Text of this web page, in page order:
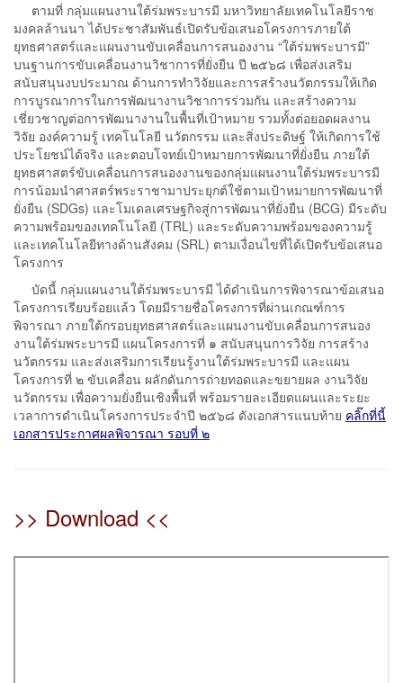
ตามที่ กลุ่มแผนงานใต้ร่มพระบารมี มหาวิทยาลัยเทคโนโลยีราช
มงคลล้านนา ได้ประชาสัมพันธ์เปิดรับข้อเสนอโครงการภายใต้
ยุทธศาสตร์และแผนงานขับเคลื่อนการสนองงาน “ใต้ร่มพระบารมี”
บนฐานการขับเคลื่อนงานวิชาการที่ยั่งยืน ปี ๒๕๖๘ เพื่อส่งเสริม
สนับสนุนงบประมาณ ด้านการทำวิจัยและการสร้างนวัตกรรมให้เกิด
การบูรณาการในการพัฒนางานวิชาการร่วมกัน และสร้างความ
เชี่ยวชาญต่อการพัฒนางานในพื้นที่เป้าหมาย รวมทั้งต่อยอดผลงาน
วิจัย องค์ความรู้ เทคโนโลยี นวัตกรรม และสิ่งประดิษฐ์ ให้เกิดการใช้
ประโยชน์ได้จริง และตอบโจทย์เป้าหมายการพัฒนาที่ยั่งยืน ภายใต้
ยุทธศาสตร์ขับเคลื่อนการสนองงานของกลุ่มแผนงานใต้ร่มพระบารมี
การน้อมนำศาสตร์พระราชามาประยุกต์ใช้ตามเป้าหมายการพัฒนาที่
ยั่งยืน (SDGs) และโมเดลเศรษฐกิจสู่การพัฒนาที่ยั่งยืน (BCG) มีระดับ
ความพร้อมของเทคโนโลยี (TRL) และระดับความพร้อมของความรู้
และเทคโนโลยีทางด้านสังคม (SRL) ตามเงื่อนไขที่ได้เปิดรับข้อเสนอ
โครงการ
บัดนี้ กลุ่มแผนงานใต้ร่มพระบารมี ได้ดำเนินการพิจารณาข้อเสนอ
โครงการเรียบร้อยแล้ว โดยมีรายชื่อโครงการที่ผ่านเกณฑ์การ
พิจารณา ภายใต้กรอบยุทธศาสตร์และแผนงานขับเคลื่อนการสนอง
งานใต้ร่มพระบารมี แผนโครงการที่ ๑ สนับสนุนการวิจัย การสร้าง
นวัตกรรม และส่งเสริมการเรียนรู้งานใต้ร่มพระบารมี และแผน
โครงการที่ ๒ ขับเคลื่อน ผลักดันการถ่ายทอดและขยายผล งานวิจัย
นวัตกรรม เพื่อความยั่งยืนเชิงพื้นที่ พร้อมรายละเอียดแผนและระยะ
เวลาการดำเนินโครงการประจำปี ๒๕๖๘ ดังเอกสารแนบท้าย คลิ๊กที่นี้
เอกสารประกาศผลพิจารณา รอบที่ ๒
>> Download <<